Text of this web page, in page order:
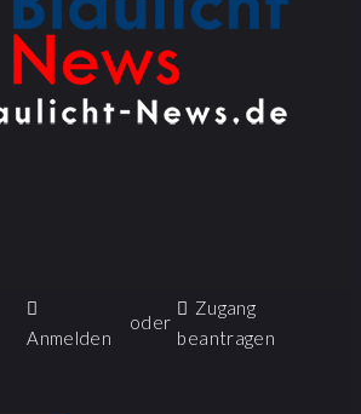
Anmelden
oder
Zugang
beantragen